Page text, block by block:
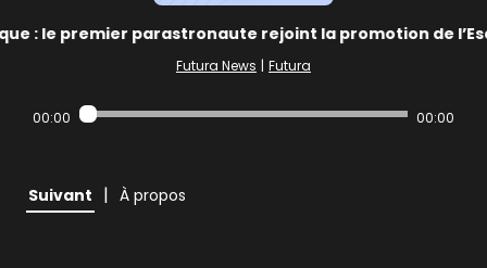
: le premier parastronaute rejoint la promotion de
Futura News | Futura
00:00 00:00
Suivant | À propos